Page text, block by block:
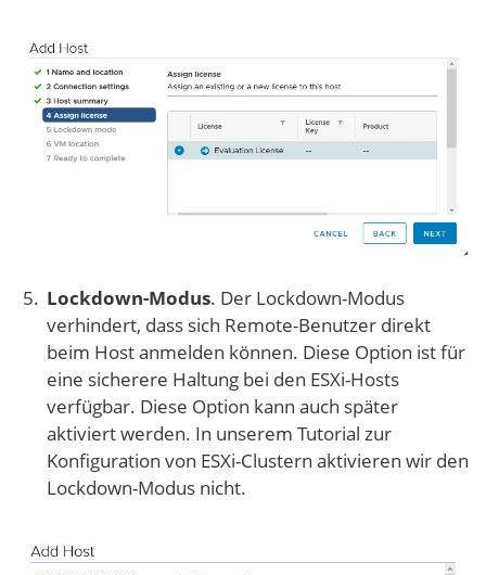
Lockdown-Modus. Der Lockdown-Modus
verhindert, dass sich Remote-Benutzer direkt
beim Host anmelden können. Diese Option ist für
eine sicherere Haltung bei den ESXi-Hosts
verfügbar. Diese Option kann auch später
aktiviert werden. In unserem Tutorial zur
Konfiguration von ESXi-Clustern aktivieren wir den
Lockdown-Modus nicht.